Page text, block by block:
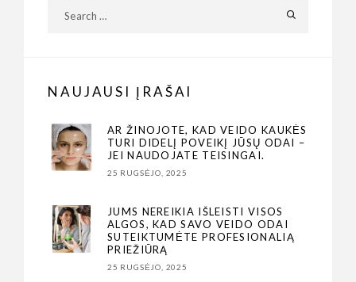
NAUJAUSI ĮRAŠAI
AR ŽINOJOTE, KAD VEIDO KAUKĖS
TURI DIDELĮ POVEIKĮ JŪSŲ ODAI –
JEI NAUDOJATE TEISINGAI.
25 RUGSĖJO, 2025
JUMS NEREIKIA IŠLEISTI VISOS
ALGOS, KAD SAVO VEIDO ODAI
SUTEIKTUMĖTE PROFESIONALIĄ
PRIEŽIŪRĄ
25 RUGSĖJO, 2025